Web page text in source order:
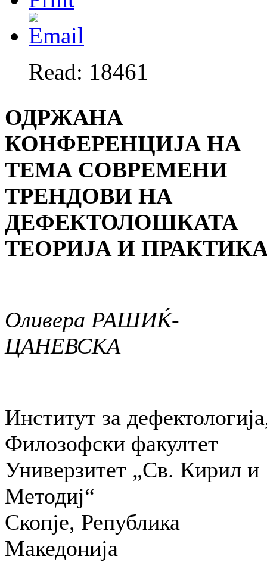
Read: 18461
ОДРЖАНА
КОНФЕРЕНЦИЈА НА
ТЕМА СОВРЕМЕНИ
ТРЕНДОВИ НА
ДЕФЕКТОЛОШКАТА
ТЕОРИЈА И
Оливера РАШИЌ-
ЦАНЕВСКА
Институт за
Филозофски факултет
Универзитет „Св. Кирил и
Методиј“
Скопје, Република
Македонија